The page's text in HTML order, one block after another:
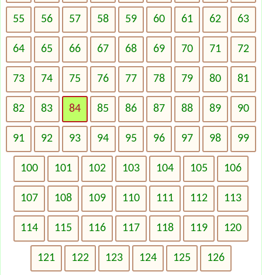
55 56 57 58 59 60 61 62 63
64 65 66 67 68 69 70 71 72
73 74 75 76 77 78 79 80 81
82 83 84 85 86 87 88 89 90
91 92 93 94 95 96 97 98 99
100 101 102 103 104 105 106
107 108 109 110 111 112 113
114 115 116 117 118 119 120
121 122 123 124 125 126